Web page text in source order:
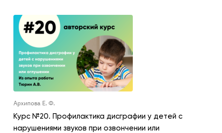
Архипова Е. Ф.
Курс №20. Профилактика дисграфии у детей с
нарушениями звуков при озвончении или